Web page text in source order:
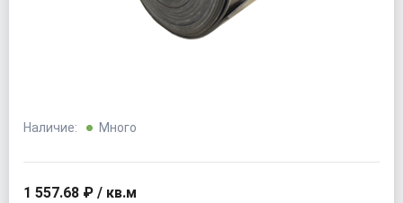
Наличие: Много
1 557.68 ₽ / кв.м